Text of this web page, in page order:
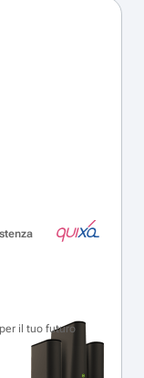
il tuo futuro